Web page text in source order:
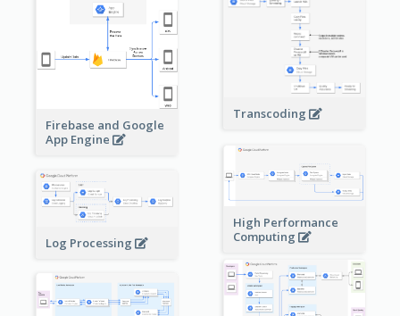
Firebase and Google
App Engine
Transcoding
High Performance
Computing
Log Processing